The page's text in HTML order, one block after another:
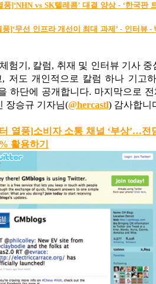
풍]‘NHN vs SK텔레콤’ 대결 양상 - ‘한국판
풍]‘무선 인프라 개선이 최대 과제’ - 인터뷰 -
체험기 , 칼럼, 취재 및 인터뷰 기사 중
, 저도 개인적으로 칼럼 하나 기고
하단에 공개합니다. 마지막으로
장승규 기자님(@hercastl) 감사합니
열풍]소비자 소통 채널 ‘부상’…전
활용하기